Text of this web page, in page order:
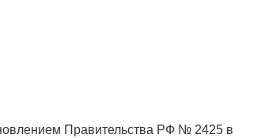
Правительства РФ № 2425 в